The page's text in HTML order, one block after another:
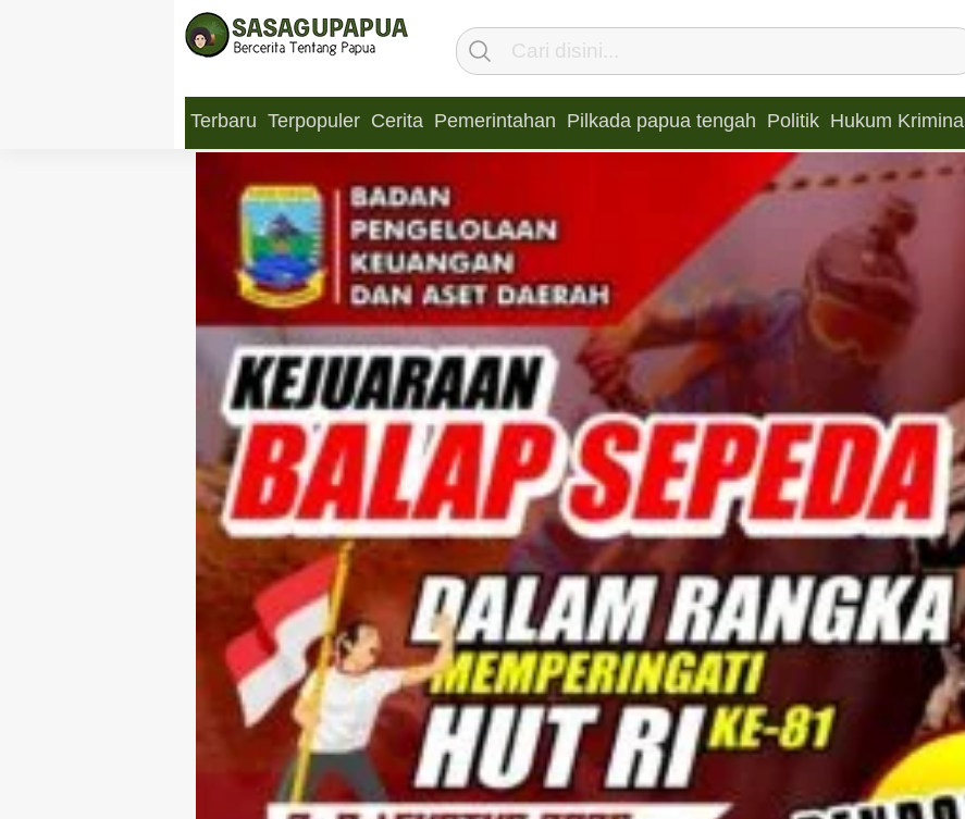
Terbaru Terpopuler Cerita Pemerintahan Pilkada papua tengah Politik Hukum Kriminal